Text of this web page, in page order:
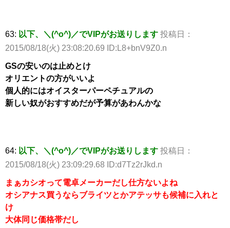
63: 以下、＼(^o^)／でVIPがお送りします 投稿日：
2015/08/18(火) 23:08:20.69 ID:L8+bnV9Z0.n
GSの安いのは止めとけ
オリエントの方がいいよ
個人的にはオイスターパーペチュアルの
新しい奴がおすすめだが予算があわんかな
64: 以下、＼(^o^)／でVIPがお送りします 投稿日：
2015/08/18(火) 23:09:29.68 ID:d7Tz2rJkd.n
まぁカシオって電卓メーカーだし仕方ないよね
オシアナス買うならブライツとかアテッサも候補に入れと
け
大体同じ価格帯だし